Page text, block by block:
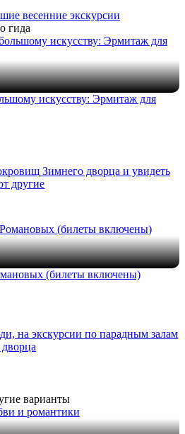
весенние экскурсии
гида
искусству: Эрмитаж для
Зимнего дворца и увидеть
другие
(билеты включены)
на экскурсии по парадным залам
варианты